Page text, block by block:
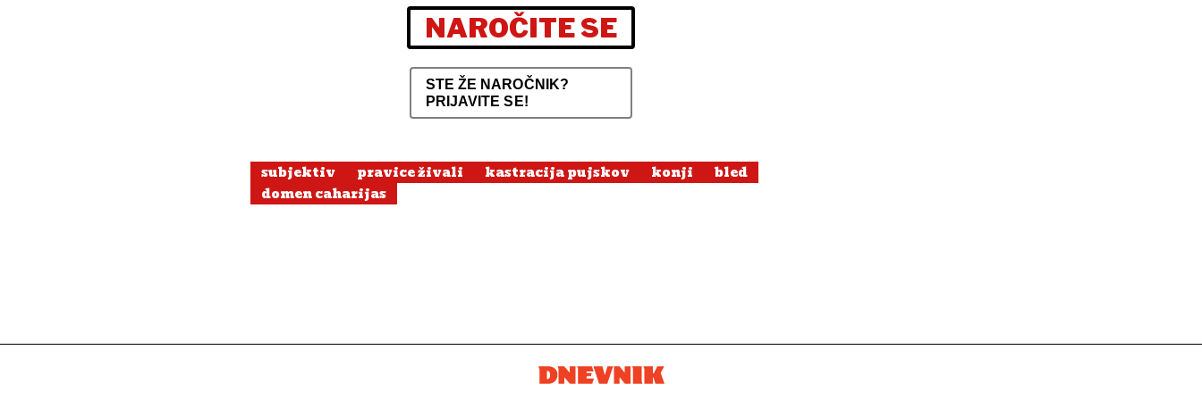
NAROČITE SE
STE ŽE NAROČNIK?
PRIJAVITE SE!
subjektiv pravice živali kastracija pujskov konji
bled
domen caharijas